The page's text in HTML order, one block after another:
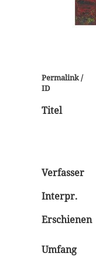
Permalink /
ID
Titel
Verfasser
Interpr.
Erschienen
Umfang